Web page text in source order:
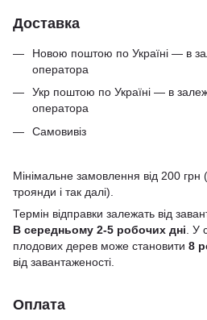
Доставка
Новою поштою по Україні — в
оператора
Укр поштою по Україні — в
оператора
Самовивіз
Мінімальне замовлення від 200 грн
троянди і так далі).
Термін відправки залежать від
В середньому 2-5 робочих дні . У
плодових дерев може становити 8
від завантаженості.
Оплата